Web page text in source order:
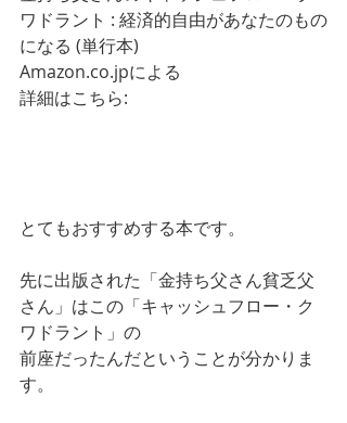
ワドラント : 経済的自由があなたのもの
になる (単行本)
Amazon.co.jpによる
詳細はこちら:
とてもおすすめする本です。
先に出版された「金持ち父さん貧乏父
さん」はこの「キャッシュフロー・ク
ワドラント」の
前座だったんだということが分かりま
す。